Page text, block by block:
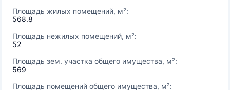
Площадь жилых помещений, м²:
568.8
Площадь нежилых помещений, м²:
52
Площадь зем. участка общего имущества, м²:
569
Площадь помещений общего имущества, м²: